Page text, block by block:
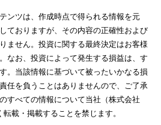
ンツは、作成時点で得られる情報を元
ておりますが、その内容の正確性および
ません。投資に関する最終決定はお客様
なお、投資によって発生する損益は、す
。当該情報に基づいて被ったいかなる損
任を負うことはありませんので、ご了承
すべての情報について当社（株式会社
載・掲載することを禁じます。